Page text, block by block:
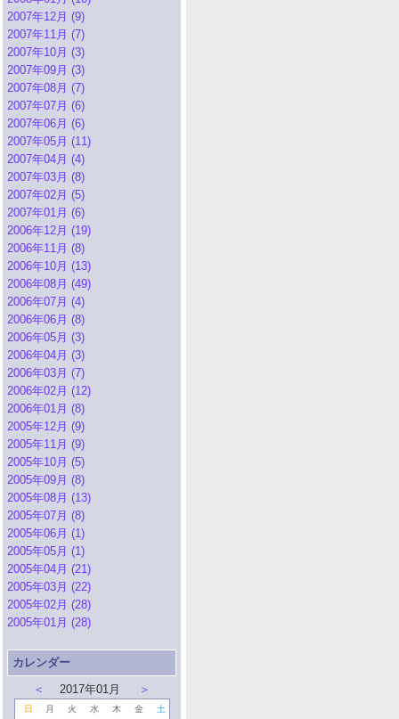
2007年12月 (9)
2007年11月 (7)
2007年10月 (3)
2007年09月 (3)
2007年08月 (7)
2007年07月 (6)
2007年06月 (6)
2007年05月 (11)
2007年04月 (4)
2007年03月 (8)
2007年02月 (5)
2007年01月 (6)
2006年12月 (19)
2006年11月 (8)
2006年10月 (13)
2006年08月 (49)
2006年07月 (4)
2006年06月 (8)
2006年05月 (3)
2006年04月 (3)
2006年03月 (7)
2006年02月 (12)
2006年01月 (8)
2005年12月 (9)
2005年11月 (9)
2005年10月 (5)
2005年09月 (8)
2005年08月 (13)
2005年07月 (8)
2005年06月 (1)
2005年05月 (1)
2005年04月 (21)
2005年03月 (22)
2005年02月 (28)
2005年01月 (28)
カレンダー
＜
2017年01月 ＞
日 月 火 水 木 金
土